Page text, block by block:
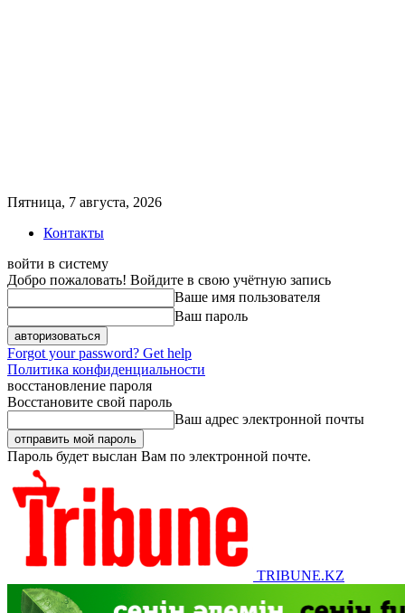
Пятница, 7 августа, 2026
Контакты
войти в систему
Добро пожаловать! Войдите в свою учётную запись
Ваше имя пользователя
Ваш пароль
Forgot your password? Get help
Политика конфиденциальности
восстановление пароля
Восстановите свой пароль
Ваш адрес электронной почты
Пароль будет выслан Вам по электронной почте.
TRIBUNE.KZ